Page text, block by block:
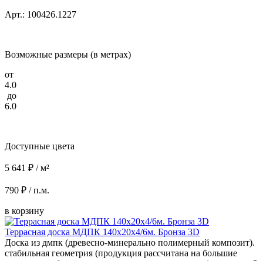
Арт.: 100426.1227
Возможные размеры (в метрах)
от
4.0
до
6.0
Доступные цвета
5 641 ₽ / м²
790 ₽ / п.м.
в корзину
Террасная доска МДПК 140x20x4/6м. Бронза 3D
Доска из дмпк (древесно-минерально полимерный композит).
стабильная геометрия (продукция рассчитана на большие